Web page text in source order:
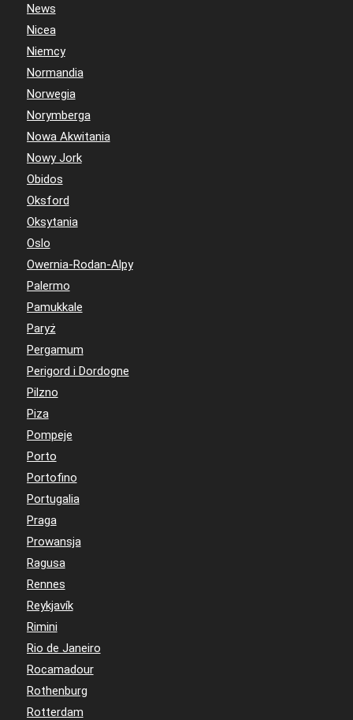
News
Nicea
Niemcy
Normandia
Norwegia
Norymberga
Nowa Akwitania
Nowy Jork
Obidos
Oksford
Oksytania
Oslo
Owernia-Rodan-Alpy
Palermo
Pamukkale
Paryż
Pergamum
Perigord i Dordogne
Pilzno
Piza
Pompeje
Porto
Portofino
Portugalia
Praga
Prowansja
Ragusa
Rennes
Reykjavík
Rimini
Rio de Janeiro
Rocamadour
Rothenburg
Rotterdam